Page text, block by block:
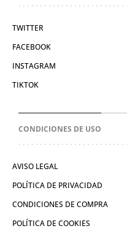
TWITTER
FACEBOOK
INSTAGRAM
TIKTOK
CONDICIONES DE USO
AVISO LEGAL
POLÍTICA DE PRIVACIDAD
CONDICIONES DE COMPRA
POLÍTICA DE COOKIES